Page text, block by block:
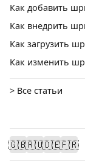
Как добавить
Как внедрить
Как загрузить
Как изменить
> Все статьи
🇬🇧🇷🇺🇩🇪🇫🇷